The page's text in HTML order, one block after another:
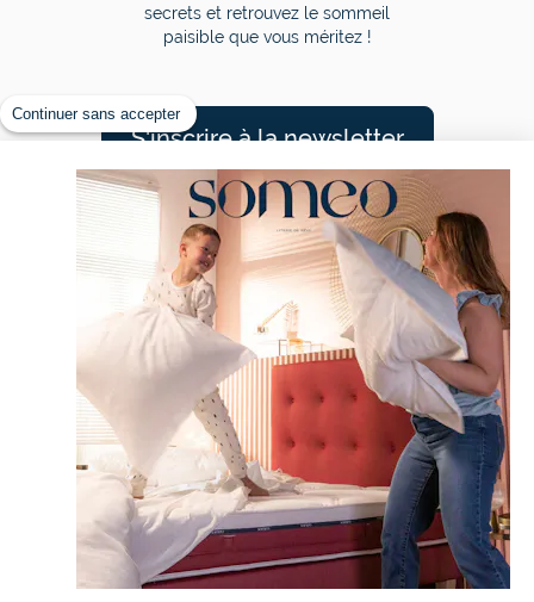
secrets et retrouvez le sommeil
paisible que vous méritez !
S'inscrire à la newsletter
Nos rêveurs sont comblés
4,50/5 sur 7378 avis
CONTACT
Continuer sans accepter